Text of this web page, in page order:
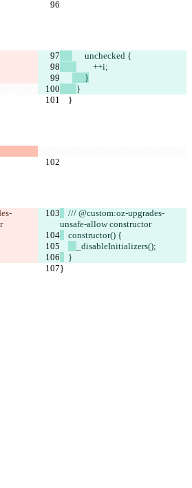
      unchecked {
        ++i;
      }
}
    }
  /// @custom:oz-upgrades-
unsafe-allow constructor
  constructor() {
_disableInitializers();
  }
}